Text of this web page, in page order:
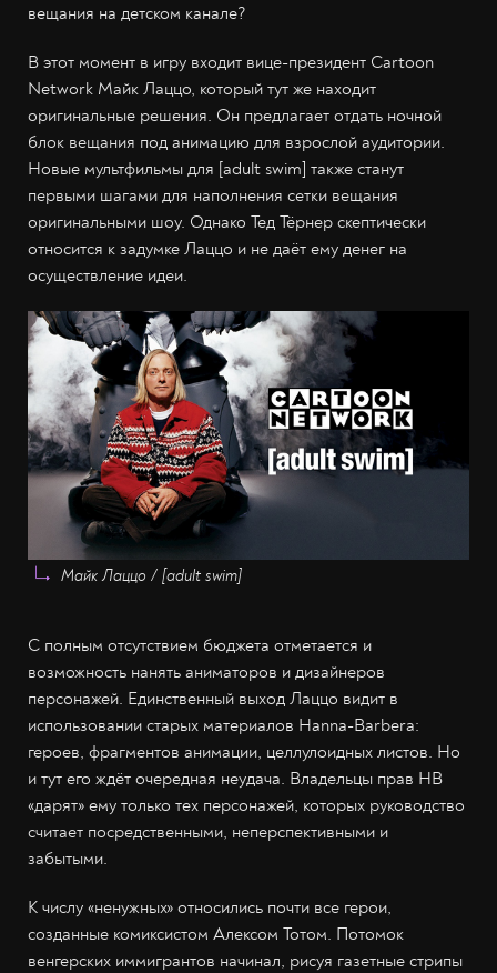
вещания на детском канале?
В этот момент в игру входит вице-президент Cartoon
Network Майк Лаццо, который тут же находит
оригинальные решения. Он предлагает отдать ночной
блок вещания под анимацию для взрослой аудитории.
Новые мультфильмы для [adult swim] также станут
первыми шагами для наполнения сетки вещания
оригинальными шоу. Однако Тед Тёрнер скептически
относится к задумке Лаццо и не даёт ему денег на
осуществление идеи.
Майк Лаццо / [adult swim]
С полным отсутствием бюджета отметается и
возможность нанять аниматоров и дизайнеров
персонажей. Единственный выход Лаццо видит в
использовании старых материалов Hanna-Barbera:
героев, фрагментов анимации, целлулоидных листов. Но
и тут его ждёт очередная неудача. Владельцы прав HB
«дарят» ему только тех персонажей, которых руководство
считает посредственными, неперспективными и
забытыми.
К числу «ненужных» относились почти все герои,
созданные комиксистом Алексом Тотом. Потомок
венгерских иммигрантов начинал, рисуя газетные стрипы